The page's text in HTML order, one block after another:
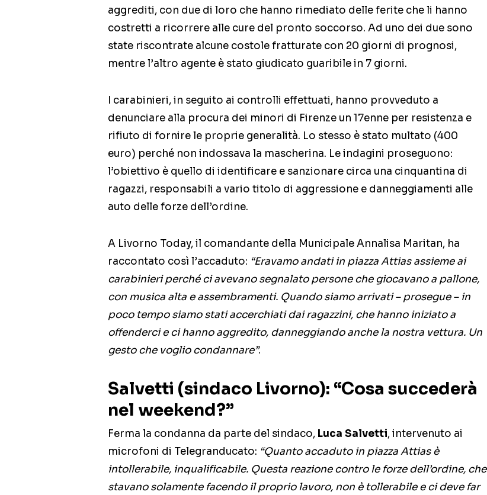
aggrediti, con due di loro che hanno rimediato delle ferite che li hanno
costretti a ricorrere alle cure del pronto soccorso. Ad uno dei due sono
state riscontrate alcune costole fratturate con 20 giorni di prognosi,
mentre l’altro agente è stato giudicato guaribile in 7 giorni.
I carabinieri, in seguito ai controlli effettuati, hanno provveduto a
denunciare alla procura dei minori di Firenze un 17enne per resistenza e
rifiuto di fornire le proprie generalità. Lo stesso è stato multato (400
euro) perché non indossava la mascherina. Le indagini proseguono:
l’obiettivo è quello di identificare e sanzionare circa una cinquantina di
ragazzi, responsabili a vario titolo di aggressione e danneggiamenti alle
auto delle forze dell’ordine.
A Livorno Today, il comandante della Municipale Annalisa Maritan, ha
raccontato così l’accaduto: “Eravamo andati in piazza Attias assieme ai
carabinieri perché ci avevano segnalato persone che giocavano a pallone,
con musica alta e assembramenti. Quando siamo arrivati – prosegue – in
poco tempo siamo stati accerchiati dai ragazzini, che hanno iniziato a
offenderci e ci hanno aggredito, danneggiando anche la nostra vettura. Un
gesto che voglio condannare”.
Salvetti (sindaco Livorno): “Cosa succederà
nel weekend?”
Ferma la condanna da parte del sindaco, Luca Salvetti, intervenuto ai
microfoni di Telegranducato: “Quanto accaduto in piazza Attias è
intollerabile, inqualificabile. Questa reazione contro le forze dell’ordine, che
stavano solamente facendo il proprio lavoro, non è tollerabile e ci deve far